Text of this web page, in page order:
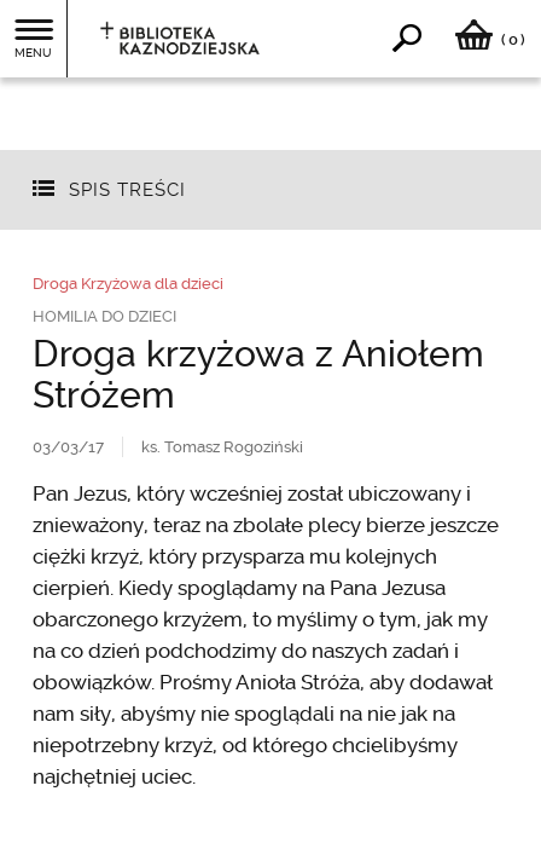
MENU
( 0)
SPIS TREŚCI
Droga Krzyżowa dla dzieci
HOMILIA DO DZIECI
Droga krzyżowa z Aniołem
Stróżem
03/03/17 ks. Tomasz Rogoziński
Pan Jezus, który wcześniej został ubiczowany i
znieważony, teraz na zbolałe plecy bierze jeszcze
ciężki krzyż, który przysparza mu kolejnych
cierpień. Kiedy spoglądamy na Pana Jezusa
obarczonego krzyżem, to myślimy o tym, jak my
na co dzień podchodzimy do naszych zadań i
obowiązków. Prośmy Anioła Stróża, aby dodawał
nam siły, abyśmy nie spoglądali na nie jak na
niepotrzebny krzyż, od którego chcielibyśmy
najchętniej uciec.